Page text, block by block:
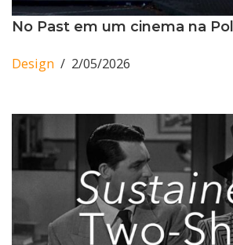
No Past em um cinema na
Design 2/05/2026